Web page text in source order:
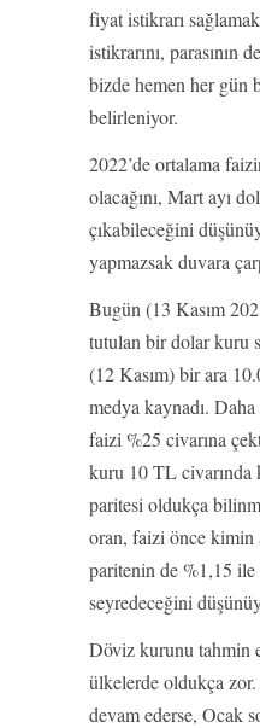
fiyat istikrarı
istikrarını, parasının
bizde hemen her gün
belirleniyor.
2022’de ortalama
olacağını, Mart ayı
çıkabileceğini
yapmazsak duvara
Bugün (13 Kasım
tutulan bir dolar kuru
(12 Kasım) bir ara
medya kaynadı.
faizi %25 civarına
kuru 10 TL civarında
paritesi oldukça
oran, faizi önce kimin
paritenin de %1,15 ile
seyredeceğini
Döviz kurunu tahmin
ülkelerde oldukça
devam ederse, Ocak